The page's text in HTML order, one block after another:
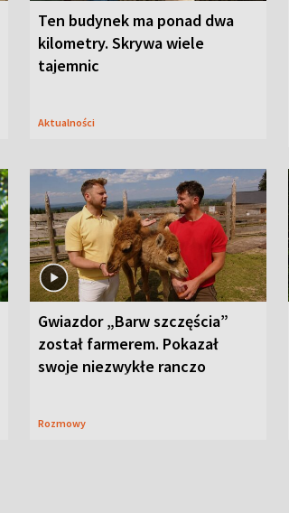
Ten budynek ma ponad dwa
kilometry. Skrywa wiele
tajemnic
Aktualności
Gwiazdor „Barw szczęścia”
został farmerem. Pokazał
swoje niezwykłe ranczo
Rozmowy